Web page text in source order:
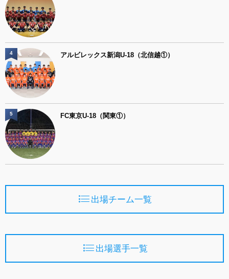
アルビレックス新潟U-18（北信越①）
4
FC東京U-18（関東①）
5
出場チーム一覧
出場選手一覧